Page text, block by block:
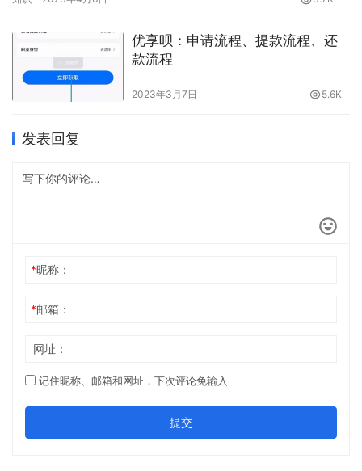
峰期进多少，真实回答。 4、是否有收费：没有。 5、资金用途：用
里，在外面就说在外面。 7、客户的身份证号码后四…
优享呗：申请流程、提款流程、还
款流程
2023年3月7日 5.6K
发表回复
*昵称：
*邮箱：
网址：
记住昵称、邮箱和网址，下次评论免输入
提交